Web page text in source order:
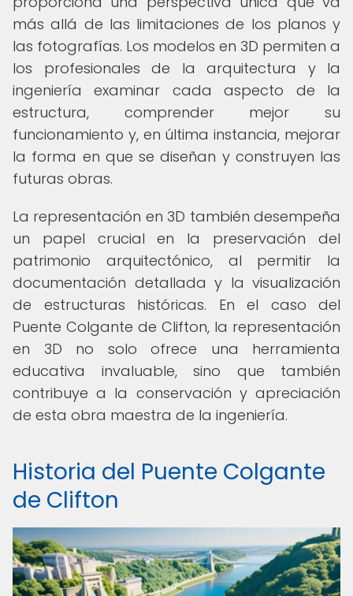
más allá de las limitaciones de los planos y
las fotografías. Los modelos en 3D permiten a
los profesionales de la arquitectura y la
ingeniería examinar cada aspecto de la
estructura, comprender mejor su
funcionamiento y, en última instancia, mejorar
la forma en que se diseñan y construyen las
futuras obras.
La representación en 3D también desempeña
un papel crucial en la preservación del
patrimonio arquitectónico, al permitir la
documentación detallada y la visualización
de estructuras históricas. En el caso del
Puente Colgante de Clifton, la representación
en 3D no solo ofrece una herramienta
educativa invaluable, sino que también
contribuye a la conservación y apreciación
de esta obra maestra de la ingeniería.
Historia del Puente Colgante
de Clifton